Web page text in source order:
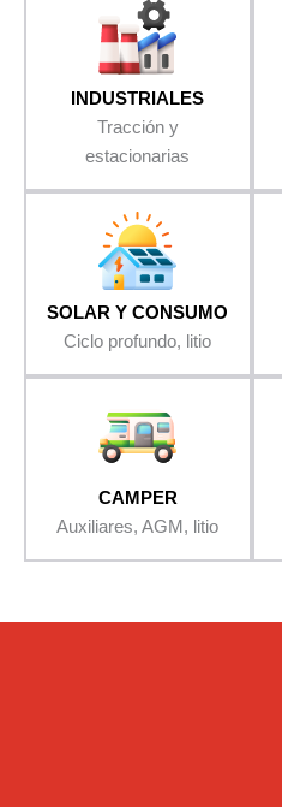
INDUSTRIALES
Tracción y
estacionarias
SOLAR Y CONSUMO
Ciclo profundo, litio
CAMPER
Auxiliares, AGM, litio